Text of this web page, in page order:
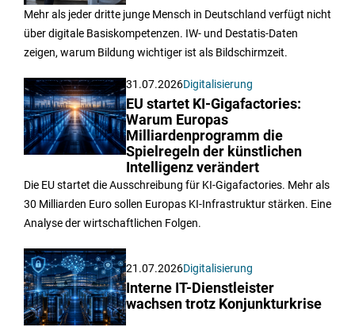
Mehr als jeder dritte junge Mensch in Deutschland verfügt nicht
über digitale Basiskompetenzen. IW- und Destatis-Daten
zeigen, warum Bildung wichtiger ist als Bildschirmzeit.
31.07.2026Digitalisierung
EU startet KI-Gigafactories:
Warum Europas
Milliardenprogramm die
Spielregeln der künstlichen
Intelligenz verändert
Die EU startet die Ausschreibung für KI-Gigafactories. Mehr als
30 Milliarden Euro sollen Europas KI-Infrastruktur stärken. Eine
Analyse der wirtschaftlichen Folgen.
21.07.2026Digitalisierung
Interne IT-Dienstleister
wachsen trotz Konjunkturkrise